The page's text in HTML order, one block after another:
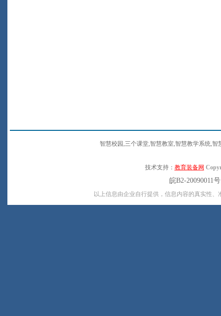
智慧校园,三个课堂,智慧教室,智慧教学系统,
技术支持： 教育装备网
皖B2-20090011
以上信息由企业自行提供，信息内容的真实性